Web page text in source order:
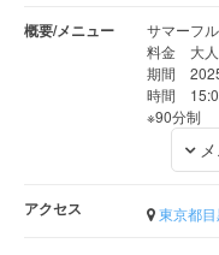
概要/メニュー
サマーフ
料金 大人
期間
時間
※90分制
メ
アクセス 東京都